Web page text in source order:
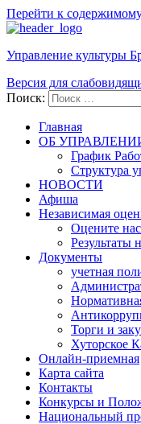
Перейти к
Управление культуры
Версия для
Поиск:
Главная
ОБ
График
Структура
НОВОСТИ
Афиша
Независимая
Оцените нас
Результаты
Документы
учетная
Торги и
Хуторское
Онлайн-приемная
Карта сайта
Контакты
Конкурсы и
Национальный